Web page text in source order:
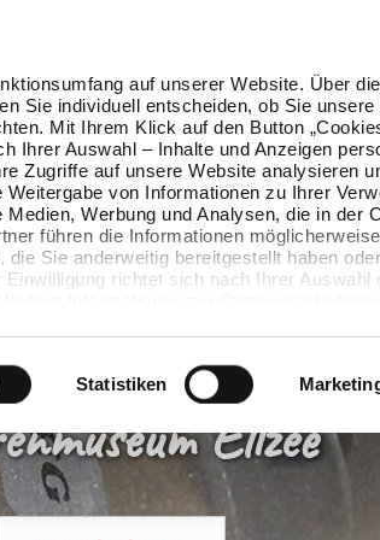
auf unserer Website. Über
Sie individuell entscheiden, ob Sie unsere
Mit Ihrem Klick auf den Button
Ihrer Auswahl – Inhalte und Anzeigen
Zugriffe auf unsere Website analysieren
von Informationen zu Ihrer
Werbung und Analysen, die in der
führen die Informationen
Sie anderweitig bereitgestellt haben
richtet sich nach Ihrer Auswahl
hiervon die Zulässigkeit der vorherigen
Statistiken
Ellzee